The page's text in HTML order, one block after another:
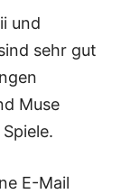
und
sehr gut
Muse
E-Mail